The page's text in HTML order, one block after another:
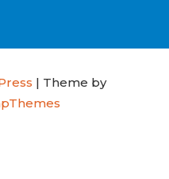
| Theme by